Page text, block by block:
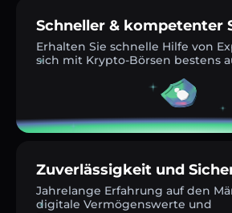
Schneller & kompetenter
Erhalten Sie schnelle Hilfe von
sich mit Krypto-Börsen bestens
Zuverlässigkeit und
Jahrelange Erfahrung auf den
digitale Vermögenswerte und